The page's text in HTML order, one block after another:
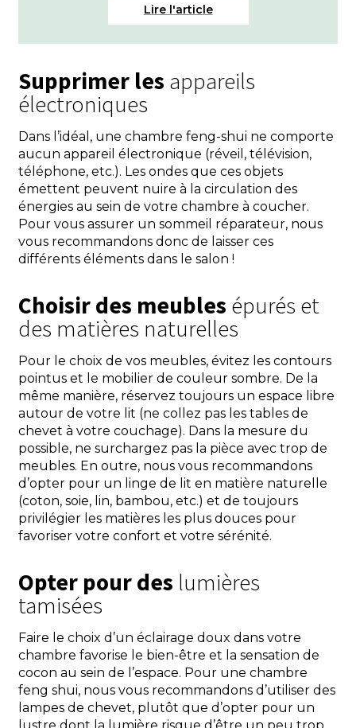
Supprimer les appareils
électroniques
Dans l’idéal, une chambre feng-shui ne comporte
aucun appareil électronique (réveil, télévision,
téléphone, etc.). Les ondes que ces objets
émettent peuvent nuire à la circulation des
énergies au sein de votre chambre à coucher.
Pour vous assurer un sommeil réparateur, nous
vous recommandons donc de laisser ces
différents éléments dans le salon !
Choisir des meubles épurés et
des matières naturelles
Pour le choix de vos meubles, évitez les contours
pointus et le mobilier de couleur sombre. De la
même manière, réservez toujours un espace libre
autour de votre lit (ne collez pas les tables de
chevet à votre couchage). Dans la mesure du
possible, ne surchargez pas la pièce avec trop de
meubles. En outre, nous vous recommandons
d’opter pour un linge de lit en matière naturelle
(coton, soie, lin, bambou, etc.) et de toujours
privilégier les matières les plus douces pour
favoriser votre confort et votre sérénité.
Opter pour des lumières
tamisées
Faire le choix d’un éclairage doux dans votre
chambre favorise le bien-être et la sensation de
cocon au sein de l’espace. Pour une chambre
feng shui, nous vous recommandons d’utiliser des
lampes de chevet, plutôt que d’opter pour un